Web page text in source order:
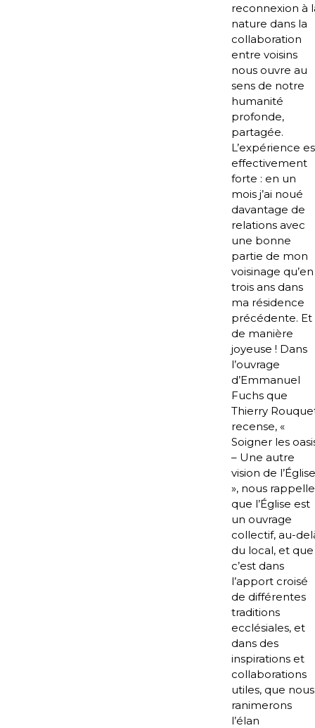
reconnexion à
nature dans la
collaboration
entre voisins
nous ouvre au
sens de notre
humanité
profonde,
partagée.
L’expérience
effectivement
forte : en un
mois j’ai noué
davantage de
relations avec
une bonne
partie de mon
voisinage qu’en
trois ans dans
ma résidence
précédente. Et
de manière
joyeuse ! Dans
l’ouvrage
d’Emmanuel
Fuchs que
Thierry
recense, «
Soigner les
– Une autre
vision de
», nous rappelle
que l’Église est
un ouvrage
collectif, au-
du local, et que
c’est dans
l’apport croisé
de différentes
traditions
ecclésiales, et
dans des
inspirations et
collaborations
utiles, que nous
ranimerons
l’élan